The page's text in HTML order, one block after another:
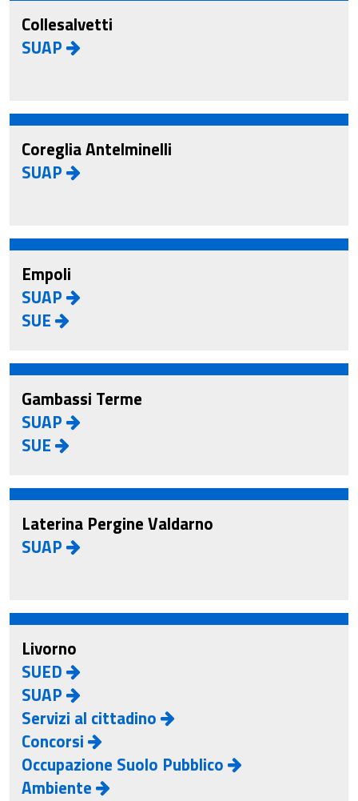
Collesalvetti
SUAP
Coreglia Antelminelli
SUAP
Empoli
SUAP
SUE
Gambassi Terme
SUAP
SUE
Laterina Pergine Valdarno
SUAP
Livorno
SUED
SUAP
Servizi al cittadino
Concorsi
Occupazione Suolo Pubblico
Ambiente